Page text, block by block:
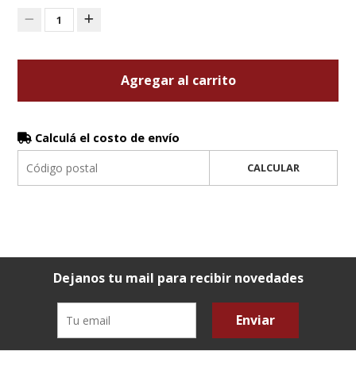
1
Agregar al carrito
Calculá el costo de envío
CALCULAR
Dejanos tu mail para recibir novedades
Enviar